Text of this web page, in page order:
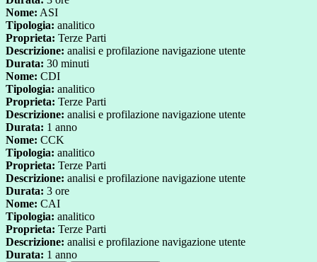
Nome: ASI
Tipologia: analitico
Proprieta: Terze Parti
Descrizione: analisi e profilazione navigazione utente
Durata: 30 minuti
Nome: CDI
Tipologia: analitico
Proprieta: Terze Parti
Descrizione: analisi e profilazione navigazione utente
Durata: 1 anno
Nome: CCK
Tipologia: analitico
Proprieta: Terze Parti
Descrizione: analisi e profilazione navigazione utente
Durata: 3 ore
Nome: CAI
Tipologia: analitico
Proprieta: Terze Parti
Descrizione: analisi e profilazione navigazione utente
Durata: 1 anno